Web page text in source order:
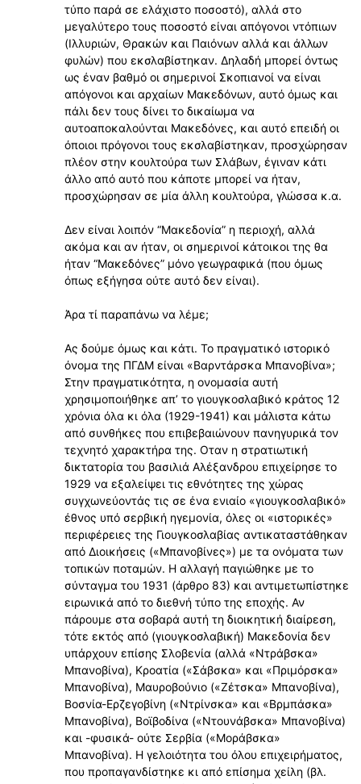
τύπο παρά σε ελάχιστο ποσοστό), αλλά στο
μεγαλύτερο τους ποσοστό είναι απόγονοι ντόπιων
(Ιλλυριών, Θρακών και Παιόνων αλλά και άλλων
φυλών) που εκσλαβίστηκαν. Δηλαδή μπορεί όντως
ως έναν βαθμό οι σημερινοί Σκοπιανοί να είναι
απόγονοι και αρχαίων Μακεδόνων, αυτό όμως και
πάλι δεν τους δίνει το δικαίωμα να
αυτοαποκαλούνται Μακεδόνες, και αυτό επειδή οι
όποιοι πρόγονοι τους εκσλαβίστηκαν, προσχώρησαν
πλέον στην κουλτούρα των Σλάβων, έγιναν κάτι
άλλο από αυτό που κάποτε μπορεί να ήταν,
προσχώρησαν σε μία άλλη κουλτούρα, γλώσσα κ.α.
Δεν είναι λοιπόν “Μακεδονία” η περιοχή, αλλά
ακόμα και αν ήταν, οι σημερινοί κάτοικοι της θα
ήταν “Μακεδόνες” μόνο γεωγραφικά (που όμως
όπως εξήγησα ούτε αυτό δεν είναι).
Άρα τί παραπάνω να λέμε;
Ας δούμε όμως και κάτι. Το πραγματικό ιστορικό
όνομα της ΠΓΔΜ είναι «Βαρντάρσκα Μπανοβίνα»;
Στην πραγματικότητα, η ονομασία αυτή
χρησιμοποιήθηκε απ’ το γιουγκοσλαβικό κράτος 12
χρόνια όλα κι όλα (1929-1941) και μάλιστα κάτω
από συνθήκες που επιβεβαιώνουν πανηγυρικά τον
τεχνητό χαρακτήρα της. Οταν η στρατιωτική
δικτατορία του βασιλιά Αλέξανδρου επιχείρησε το
1929 να εξαλείψει τις εθνότητες της χώρας
συγχωνεύοντάς τις σε ένα ενιαίο «γιουγκοσλαβικό»
έθνος υπό σερβική ηγεμονία, όλες οι «ιστορικές»
περιφέρειες της Γιουγκοσλαβίας αντικαταστάθηκαν
από Διοικήσεις («Μπανοβίνες») με τα ονόματα των
τοπικών ποταμών. Η αλλαγή παγιώθηκε με το
σύνταγμα του 1931 (άρθρο 83) και αντιμετωπίστηκε
ειρωνικά από το διεθνή τύπο της εποχής. Αν
πάρουμε στα σοβαρά αυτή τη διοικητική διαίρεση,
τότε εκτός από (γιουγκοσλαβική) Μακεδονία δεν
υπάρχουν επίσης Σλοβενία (αλλά «Ντράβσκα»
Μπανοβίνα), Κροατία («Σάβσκα» και «Πριμόρσκα»
Μπανοβίνα), Μαυροβούνιο («Ζέτσκα» Μπανοβίνα),
Βοσνία-Ερζεγοβίνη («Ντρίνσκα» και «Βρμπάσκα»
Μπανοβίνα), Βοϊβοδίνα («Ντουνάβσκα» Μπανοβίνα)
και -φυσικά- ούτε Σερβία («Μοράβσκα»
Μπανοβίνα). Η γελοιότητα του όλου επιχειρήματος,
που προπαγανδίστηκε κι από επίσημα χείλη (βλ.